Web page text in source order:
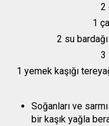
2
1
2 su
3
1 yemek kaşığı
Soğanları ve
bir kaşık yağla